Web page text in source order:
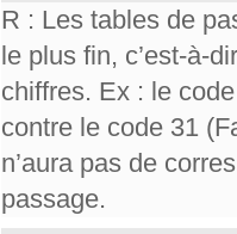
R : Les tables de
le plus fin, c’est-à-
chiffres. Ex : le
contre le code 31
n’aura pas de
passage.